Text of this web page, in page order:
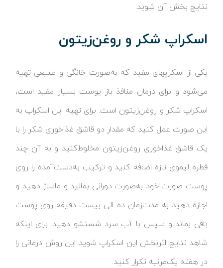
نتایج بخش آن شوید.
اسکراپ شکر و روغن‌زیتون
یکی از اسکراپهای مفید که به‌صورت خانگی و طبیعی تهیه
می‌شود و برای درمان منافذ باز پوست بسیار مفید است،
اسکراپ شکر و روغن‌زیتون است. برای تهیه این اسکراپ به
این صورت عمل کنید که مقدار دو قاشق غذاخوری شکر را با
یک قاشق غذاخوری روغن‌زیتون مخلوط‌کنید و به آن چند
قطره لیموی تازه اضافه کنید و ترکیب به‌دست‌آمده را روی
پوست صورت خود به‌صورت دورانی بمالید و ماساژ دهید و
اجازه دهید به مدت‌زمان ده الی بیست دقیقه روی پوست
باقی بماند و سپس با آب سرد شستشو دهید. برای اینکه
شاهد نتایج اثربخش این اسکراپ شوید این روش درمانی را
در هفته یک‌مرتبه تکرار کنید.